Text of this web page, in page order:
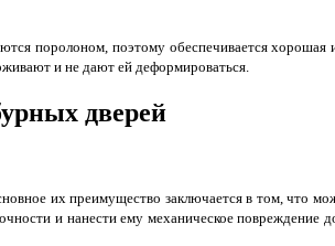
поролоном, поэтому обеспечивается хорошая
и не дают ей деформироваться.
дверей
их преимущество заключается в том, что
и нанести ему механическое повреждение